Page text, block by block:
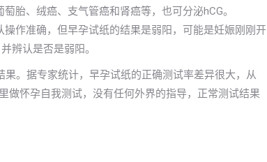
胎、绒癌、支气管癌和肾癌等，也可分泌hCG。
作准确，但早孕试纸的结果是弱阳，可能是妊娠刚刚开
辨认是否是弱阳。
。据专家统计，早孕试纸的正确测试率差异很大，从
做怀孕自我测试，没有任何外界的指导，正常测试结果